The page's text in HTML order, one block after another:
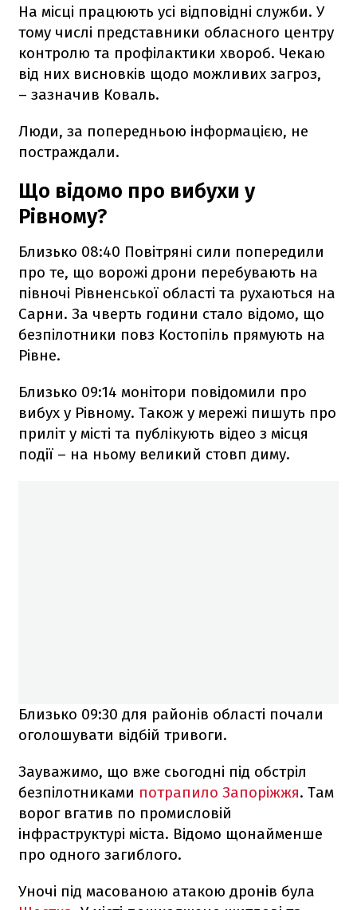
На місці працюють усі відповідні служби. У
тому числі представники обласного центру
контролю та профілактики хвороб. Чекаю
від них висновків щодо можливих загроз,
– зазначив Коваль.
Люди, за попередньою інформацією, не
постраждали.
Що відомо про вибухи у
Рівному?
Близько 08:40 Повітряні сили попередили
про те, що ворожі дрони перебувають на
півночі Рівненської області та рухаються на
Сарни. За чверть години стало відомо, що
безпілотники повз Костопіль прямують на
Рівне.
Близько 09:14 монітори повідомили про
вибух у Рівному. Також у мережі пишуть про
приліт у місті та публікують відео з місця
події – на ньому великий стовп диму.
Близько 09:30 для районів області почали
оголошувати відбій тривоги.
Зауважимо, що вже сьогодні під обстріл
безпілотниками потрапило Запоріжжя. Там
ворог вгатив по промисловій
інфраструктурі міста. Відомо щонайменше
про одного загиблого.
Уночі під масованою атакою дронів була